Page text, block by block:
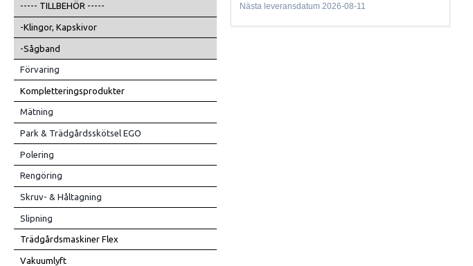
----- TILLBEHÖR -----
-Klingor, Kapskivor
-Sågband
Förvaring
Kompletteringsprodukter
Mätning
Park & Trädgårdsskötsel EGO
Polering
Rengöring
Skruv- & Håltagning
Slipning
Trädgårdsmaskiner Flex
Vakuumlyft
Nästa leveransdatum2026-08-11